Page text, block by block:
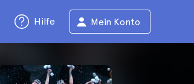
Hilfe Mein Konto